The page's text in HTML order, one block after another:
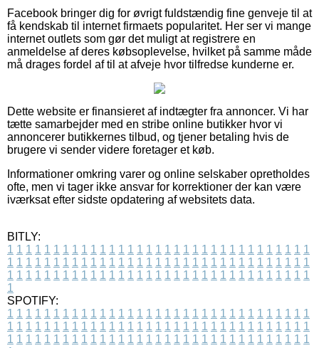
Facebook bringer dig for øvrigt fuldstændig fine genveje til at
få kendskab til internet firmaets popularitet. Her ser vi mange
internet outlets som gør det muligt at registrere en
anmeldelse af deres købsoplevelse, hvilket på samme måde
må drages fordel af til at afveje hvor tilfredse kunderne er.
Dette website er finansieret af indtægter fra annoncer. Vi har
tætte samarbejder med en stribe online butikker hvor vi
annoncerer butikkernes tilbud, og tjener betaling hvis de
brugere vi sender videre foretager et køb.
Informationer omkring varer og online selskaber opretholdes
ofte, men vi tager ikke ansvar for korrektioner der kan være
iværksat efter sidste opdatering af websitets data.
BITLY:
1 1 1 1 1 1 1 1 1 1 1 1 1 1 1 1 1 1 1 1 1 1 1 1 1 1 1 1 1 1 1 1 1
1 1 1 1 1 1 1 1 1 1 1 1 1 1 1 1 1 1 1 1 1 1 1 1 1 1 1 1 1 1 1 1 1
1 1 1 1 1 1 1 1 1 1 1 1 1 1 1 1 1 1 1 1 1 1 1 1 1 1 1 1 1 1 1 1 1
1
SPOTIFY:
1 1 1 1 1 1 1 1 1 1 1 1 1 1 1 1 1 1 1 1 1 1 1 1 1 1 1 1 1 1 1 1 1
1 1 1 1 1 1 1 1 1 1 1 1 1 1 1 1 1 1 1 1 1 1 1 1 1 1 1 1 1 1 1 1 1
1 1 1 1 1 1 1 1 1 1 1 1 1 1 1 1 1 1 1 1 1 1 1 1 1 1 1 1 1 1 1 1 1